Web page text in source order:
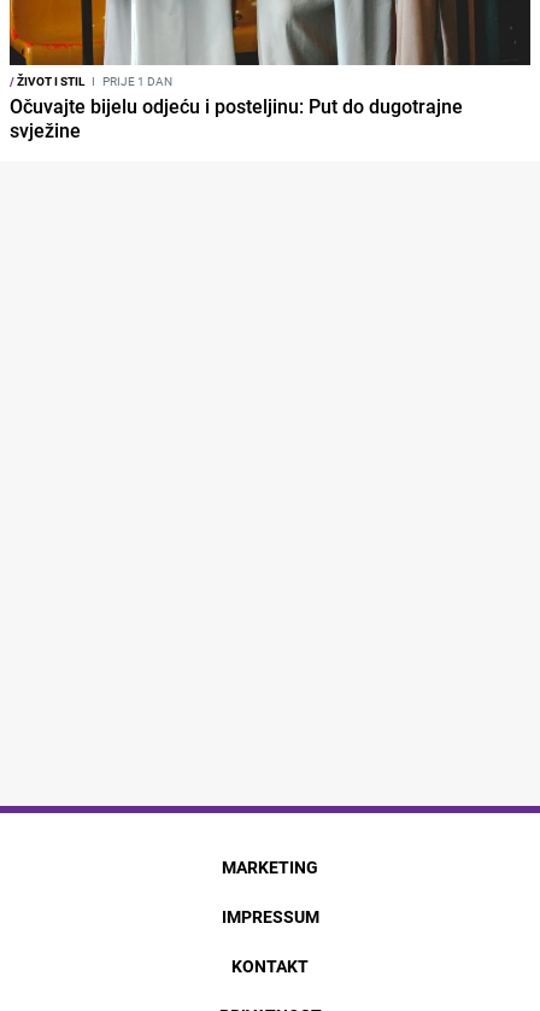
/ŽIVOT I STIL I PRIJE 1 DAN
Očuvajte bijelu odjeću i posteljinu: Put do dugotrajne
svježine
MARKETING
IMPRESSUM
KONTAKT